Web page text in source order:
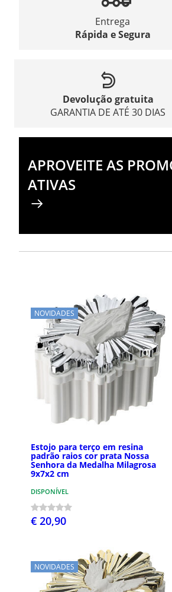
Entrega
Rápida e Segura
Devolução gratuita
GARANTIA DE ATÉ 30 DIAS
APROVEITE AS
ATIVAS
NOVIDADES
Estojo para terço em resina
padrão raios cor prata Nossa
Senhora da Medalha Milagrosa
9x7x2 cm
DISPONÍVEL
€ 20,90
NOVIDADES